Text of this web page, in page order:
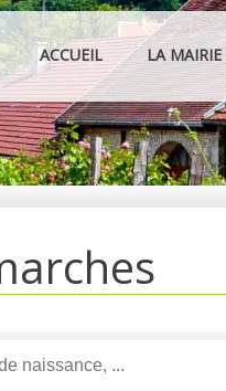
ACCUEIL LA MAIRIE